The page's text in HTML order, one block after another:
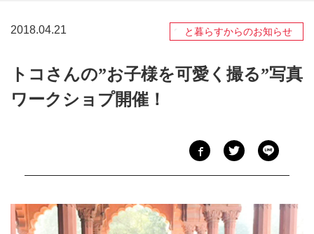
2018.04.21 と暮らすからのお知らせ
トコさんの”お子様を可愛く撮る”写真
ワークショプ開催！